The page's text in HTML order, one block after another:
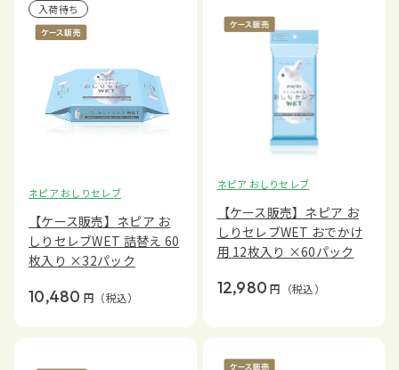
入荷待ち
ネピア おしりセレブ
【ケース販売】ネピア お
しりセレブWET 詰替え 60
枚入り ×32パック
10,480 円 （税込）
ネピア おしりセレブ
【ケース販売】ネピア お
しりセレブWET おでかけ
用 12枚入り ×60パック
12,980 円 （税込）